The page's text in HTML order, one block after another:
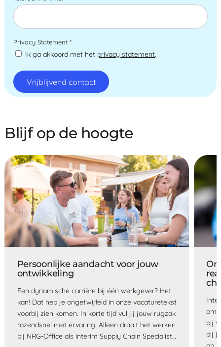
Privacy Statement*
Ik ga akkoord met het privacy statement.
Blijf op de hoogte
Persoonlijke aandacht voor jouw
ontwikkeling
Een dynamische carrière bij één werkgever? Het
kan! Dat heb je ongetwijfeld in onze vacaturetekst
voorbij zien komen. In korte tijd vul jij jouw rugzak
razendsnel met ervaring. Alleen draait het werken
bij NRG-Office als interim Supply Chain Specialist
om
bij
bij